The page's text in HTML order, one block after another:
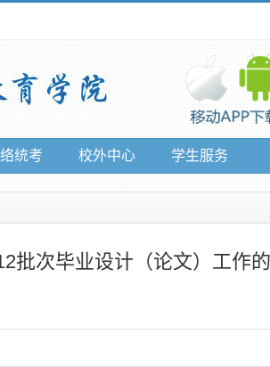
统考 校外中心 学生服务
批次毕业设计（论文）工作的